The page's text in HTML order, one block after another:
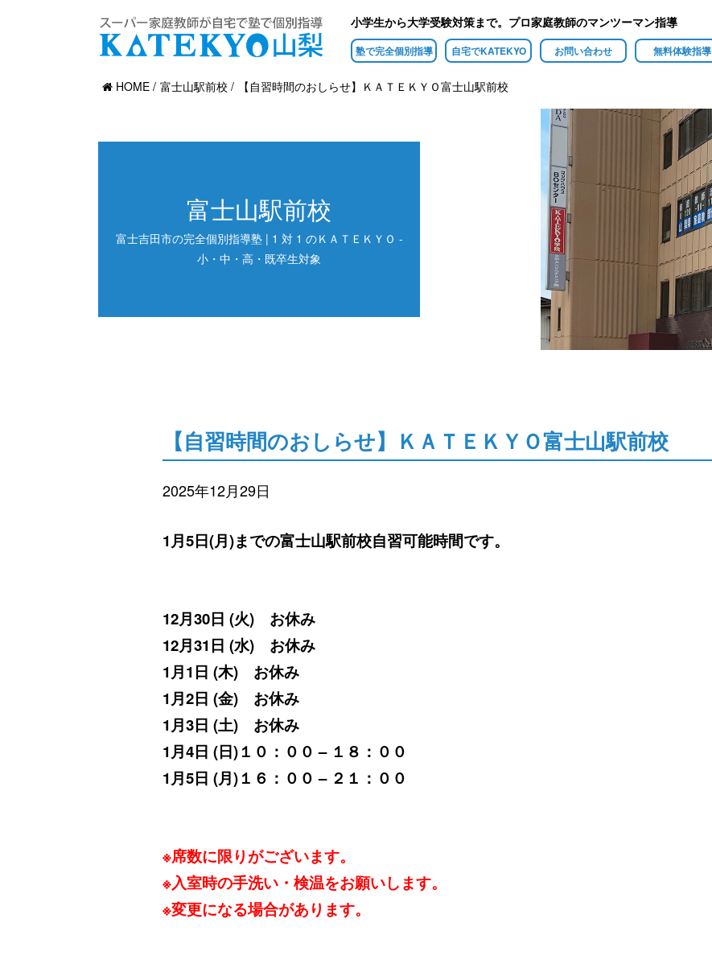
小学生から大学受験対策まで。プロ家庭教師のマンツーマン指導
塾で完全個別指導 自宅でKATEKYO お問い合わせ 無料体験指導
HOME
富士山駅前校 【自習時間のおしらせ】ＫＡＴＥＫＹＯ富士山駅前校
富士山駅前校
富士吉田市の完全個別指導塾 | 1 対 1 のＫＡＴＥＫＹＯ -
小・中・高・既卒生対象
【自習時間のおしらせ】ＫＡＴＥＫＹＯ富士山駅前校
2025年12月29日
1月5日(月)までの富士山駅前校自習可能時間です。
12月30日 (火) お休み
12月31日 (水) お休み
1月1日 (木) お休み
1月2日 (金) お休み
1月3日 (土) お休み
1月4日 (日)１０：００ – １８：００
1月5日 (月)１６：００ – ２１：００
※席数に限りがございます。
※入室時の手洗い・検温をお願いします。
※変更になる場合があります。